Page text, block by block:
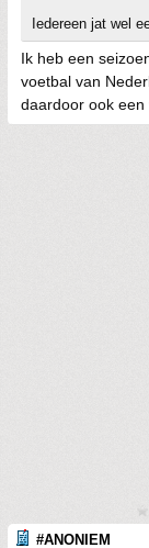
Iedereen jat wel
Ik heb een
voetbal van
daardoor ook
#ANONIEM